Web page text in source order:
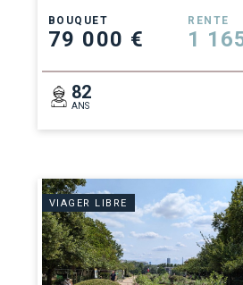
BOUQUET
79 000 €
RENTE
1
82
ANS
VIAGER LIBRE